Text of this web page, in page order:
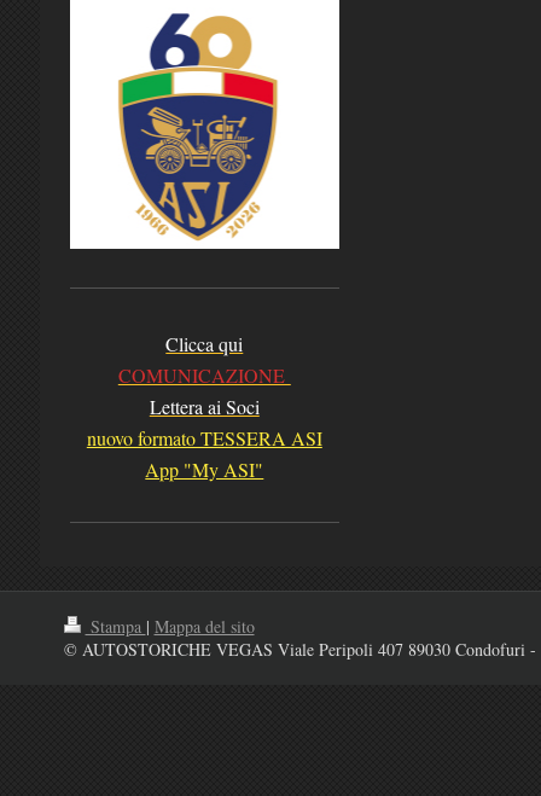
Clicca qui
COMUNICAZIONE
Lettera ai Soci
nuovo formato TESSERA ASI
App "My ASI"
Stampa | Mappa del sito
© AUTOSTORICHE VEGAS Viale Peripoli 407 89030 Condofuri -